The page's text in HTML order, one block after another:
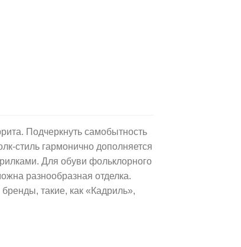
Подчеркнуть самобытность
стиль гармонично дополняется
Для обуви фольклорного
разнообразная отделка.
такие, как «Кадриль»,